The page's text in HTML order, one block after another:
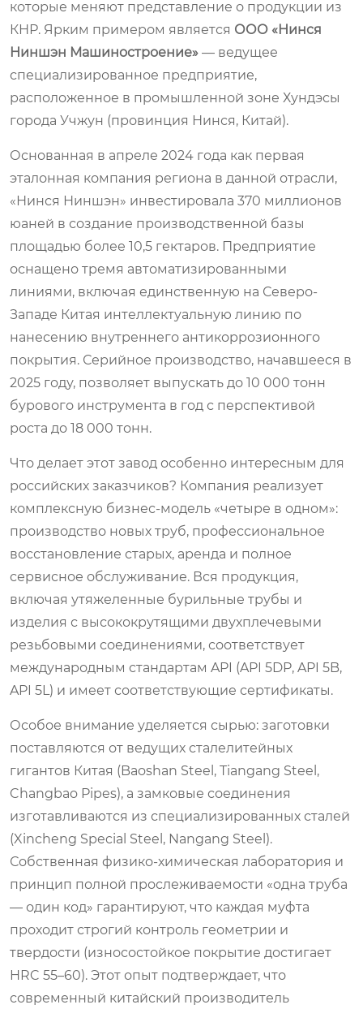
которые меняют представление о продукции из
КНР. Ярким примером является ООО «Нинся
Ниншэн Машиностроение» — ведущее
специализированное предприятие,
расположенное в промышленной зоне Хундэсы
города Учжун (провинция Нинся, Китай).
Основанная в апреле 2024 года как первая
эталонная компания региона в данной отрасли,
«Нинся Ниншэн» инвестировала 370 миллионов
юаней в создание производственной базы
площадью более 10,5 гектаров. Предприятие
оснащено тремя автоматизированными
линиями, включая единственную на Северо-
Западе Китая интеллектуальную линию по
нанесению внутреннего антикоррозионного
покрытия. Серийное производство, начавшееся в
2025 году, позволяет выпускать до 10 000 тонн
бурового инструмента в год с перспективой
роста до 18 000 тонн.
Что делает этот завод особенно интересным для
российских заказчиков? Компания реализует
комплексную бизнес-модель «четыре в одном»:
производство новых труб, профессиональное
восстановление старых, аренда и полное
сервисное обслуживание. Вся продукция,
включая утяжеленные бурильные трубы и
изделия с высококрутящими двухплечевыми
резьбовыми соединениями, соответствует
международным стандартам API (API 5DP, API 5B,
API 5L) и имеет соответствующие сертификаты.
Особое внимание уделяется сырью: заготовки
поставляются от ведущих сталелитейных
гигантов Китая (Baoshan Steel, Tiangang Steel,
Changbao Pipes), а замковые соединения
изготавливаются из специализированных сталей
(Xincheng Special Steel, Nangang Steel).
Собственная физико-химическая лаборатория и
принцип полной прослеживаемости «одна труба
— один код» гарантируют, что каждая муфта
проходит строгий контроль геометрии и
твердости (износостойкое покрытие достигает
HRC 55–60). Этот опыт подтверждает, что
современный китайский производитель